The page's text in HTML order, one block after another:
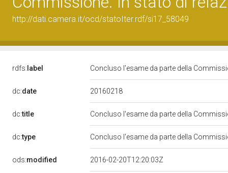
http://dati.camera.it/ocd/statoIter.rdf/si17_58049
rdfs: label Concluso l'esame da parte della
dc:date 20160218
dc:title Concluso l'esame da parte della
dc:type Concluso l'esame da parte della
ods:modified 2016-02-20T12:20:03Z